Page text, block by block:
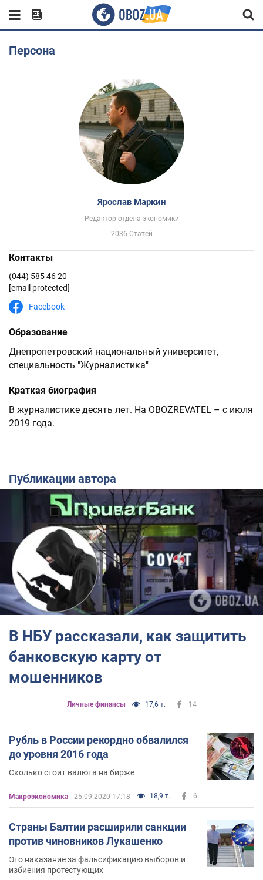
Персона
Ярослав Маркин
Редактор отдела экономики
2036 Статей
Контакты
(044) 585 46 20
[email protected]
Facebook
Образование
Днепропетровский национальный университет,
специальность "Журналистика"
Краткая биография
В журналистике десять лет. На OBOZREVATEL – с июля
2019 года.
Публикации автора
В НБУ рассказали, как защитить
банковскую карту от
мошенников
Личные финансы 17,6 т. 14
Рубль в России рекордно обвалился
до уровня 2016 года
Сколько стоит валюта на бирже
Mакроэкономика 25.09.2020 17:18 18,9 т. 6
Страны Балтии расширили санкции
против чиновников Лукашенко
Это наказание за фальсификацию выборов и
избиения протестующих